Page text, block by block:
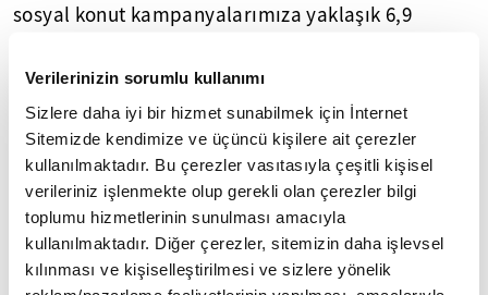
Verilerinizin sorumlu kullanımı
Sizlere daha iyi bir hizmet sunabilmek için İnternet
Sitemizde kendimize ve üçüncü kişilere ait çerezler
kullanılmaktadır. Bu çerezler vasıtasıyla çeşitli kişisel
verileriniz işlenmekte olup gerekli olan çerezler bilgi
toplumu hizmetlerinin sunulması amacıyla
kullanılmaktadır. Diğer çerezler, sitemizin daha işlevsel
kılınması ve kişiselleştirilmesi ve sizlere yönelik
sosyal konut kampanyalarımıza yaklaşık 6,9
konut kampanyası kapsamında 56 bin 358 konutun
ihalesi tamamlandı. 38 bin 768 konut ise hak
sahiplerine teslim edilmiştir. 100 bin sosyal konut
projesinde 97 bin 25 konutun ihalesini yaparken,
48 bin 666 konutu vatandaşlarımıza teslim ettik."
açıklamasını yaptı.
250 bin sosyal konut kampanyasında ise 96 bin 192